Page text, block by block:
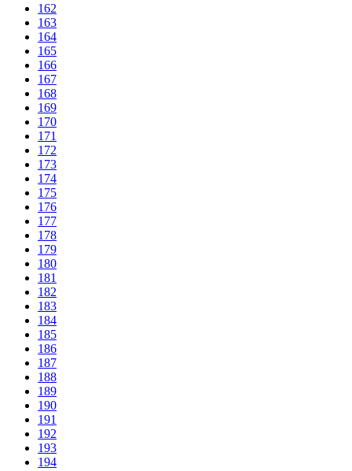
162
163
164
165
166
167
168
169
170
171
172
173
174
175
176
177
178
179
180
181
182
183
184
185
186
187
188
189
190
191
192
193
194